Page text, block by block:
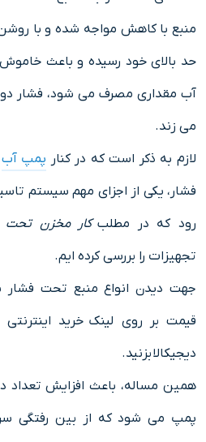
منبع با کاهش مواجه شده و با
حد بالای خود رسیده و باعث
آب مقداری مصرف می شود، فشار
می زند.
لازم به ذکر است که در کنار پمپ آب
فشار، یکی از اجزای مهم سیستم
رود که در مطلبکار مخزن
تجهیزات را بررسی کرده ایم.
جهت دیدن انواع منبع تحت
قیمت بر روی لینک خرید
دیجیکالا بزنید.
همین مساله، باعث افزایش تعداد
پمپ می شود که از بین رفتگی